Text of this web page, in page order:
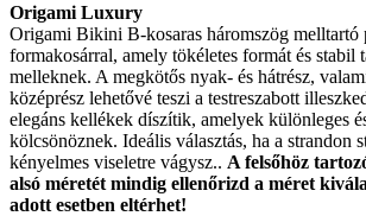
Origami Luxury
Origami Bikini B-kosaras háromszög melltartó
formakosárral, amely tökéletes formát és stabil
melleknek. A megkötős nyak- és hátrész,
középrész lehetővé teszi a testreszabott
elegáns kellékek díszítik, amelyek különleges
kölcsönöznek. Ideális választás, ha a strandon
kényelmes viseletre vágysz.. A felsőhöz
alsó méretét mindig ellenőrizd a méret
adott esetben eltérhet!